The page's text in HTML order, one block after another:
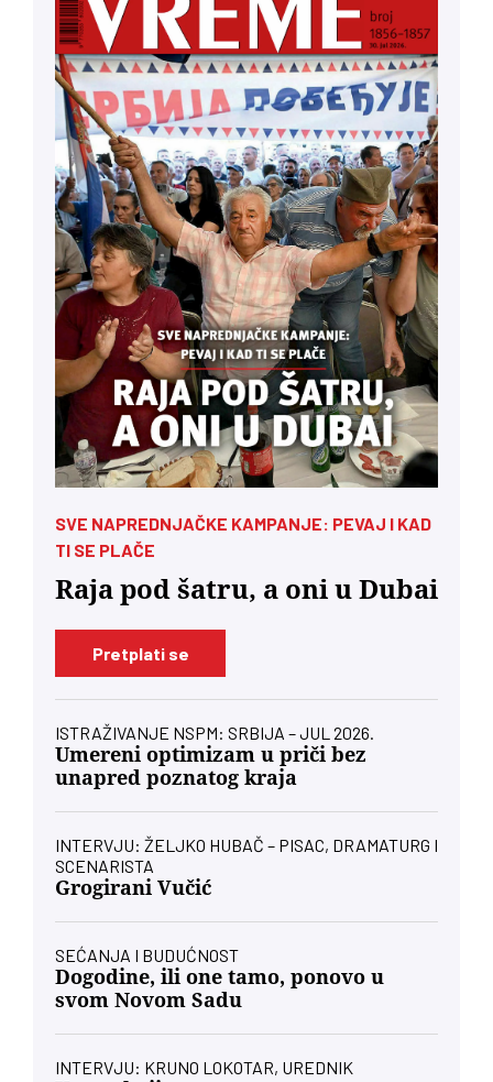
SVE NAPREDNJAČKE KAMPANJE: PEVAJ I KAD
TI SE PLAČE
Raja pod šatru, a oni u Dubai
Pretplati se
ISTRAŽIVANJE NSPM: SRBIJA – JUL 2026.
Umereni optimizam u priči bez
unapred poznatog kraja
INTERVJU: ŽELJKO HUBAČ – PISAC, DRAMATURG I
SCENARISTA
Grogirani Vučić
SEĆANJA I BUDUĆNOST
Dogodine, ili one tamo, ponovo u
svom Novom Sadu
INTERVJU: KRUNO LOKOTAR, UREDNIK